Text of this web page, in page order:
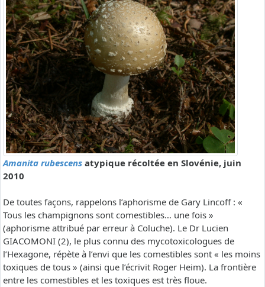
Amanita rubescens atypique récoltée en Slovénie, juin
2010
De toutes façons, rappelons l’aphorisme de Gary Lincoff : «
Tous les champignons sont comestibles… une fois »
(aphorisme attribué par erreur à Coluche). Le Dr Lucien
GIACOMONI (2), le plus connu des mycotoxicologues de
l’Hexagone, répète à l’envi que les comestibles sont « les moins
toxiques de tous » (ainsi que l’écrivit Roger Heim). La frontière
entre les comestibles et les toxiques est très floue.